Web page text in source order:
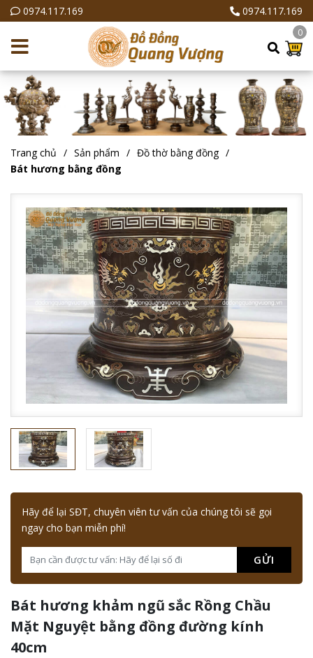
0974.117.169 0974.117.169
0
Trang chủ Sản phẩm
Đồ thờ bằng đồng
Bát hương bằng đồng
Hãy để lại SĐT, chuyên viên tư vấn của chúng tôi sẽ gọi
ngay cho bạn miễn phí!
GỬI
Bát hương khảm ngũ sắc Rồng Chầu
Mặt Nguyệt bằng đồng đường kính
40cm